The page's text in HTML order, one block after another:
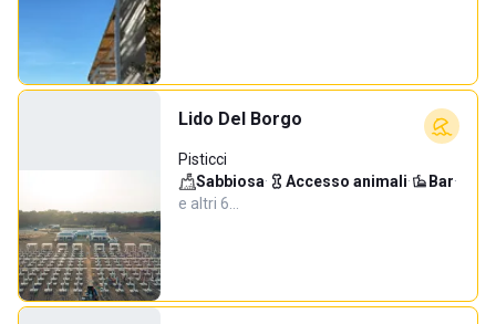
Lido Del Borgo
Pisticci
Sabbiosa· Accesso animali· Bar·
e altri 6…